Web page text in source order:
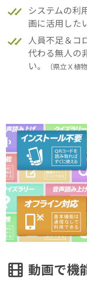
システムの利
画に活用した
人員不足＆コ
代わる無人の
い。
（県立Ｘ植物
動画で機